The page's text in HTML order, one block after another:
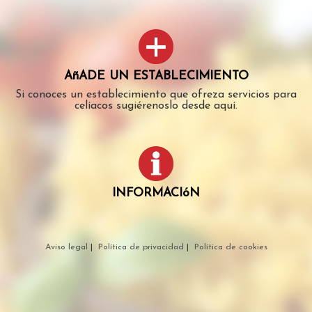
AñADE UN ESTABLECIMIENTO
Si conoces un establecimiento que ofreza servicios para
celíacos sugiérenoslo desde aquí.
INFORMACIóN
Aviso legal Política de privacidad Política de cookies